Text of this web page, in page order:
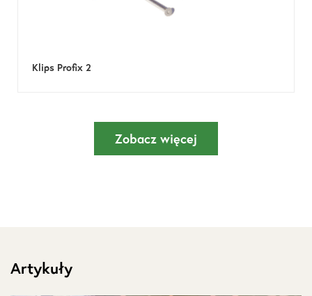
Klips Profix 2
Zobacz więcej
Artykuły